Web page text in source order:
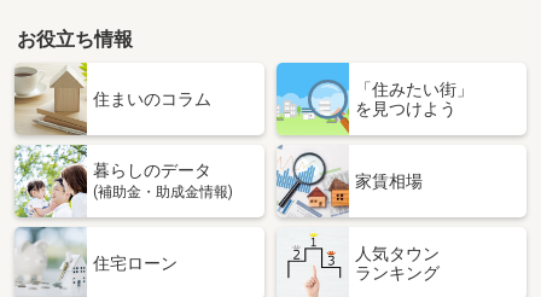
お役立ち情報
住まいのコラム
「住みたい街」
を見つけよう
暮らしのデータ
(補助金・助成金情報)
家賃相場
住宅ローン
人気タウン
ランキング